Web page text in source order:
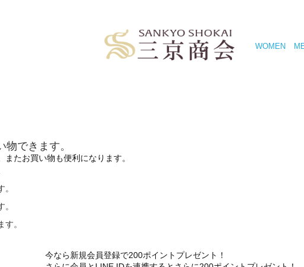
WOMEN
できます。
たお買い物も便利になります。
。
今なら新規会員登録で200ポイントプレゼント！